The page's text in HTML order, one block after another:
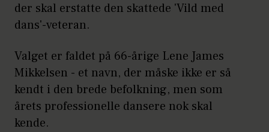
der skal erstatte den skattede 'Vild med
dans'-veteran.
Valget er faldet på 66-årige Lene James
Mikkelsen - et navn, der måske ikke er så
kendt i den brede befolkning, men som
årets professionelle dansere nok skal
kende.